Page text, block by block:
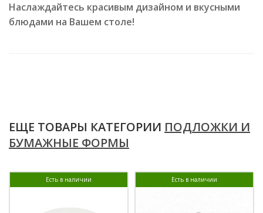
Наслаждайтесь красивым дизайном и вкусными
блюдами на Вашем столе!
ЕЩЕ ТОВАРЫ КАТЕГОРИИ ПОДЛОЖКИ И
БУМАЖНЫЕ ФОРМЫ
Есть в наличии Есть в наличии